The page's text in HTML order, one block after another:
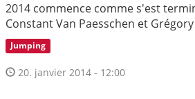
2014 commence comme s'est
Constant Van Paesschen et
Jumping
20. janvier 2014 - 12:00